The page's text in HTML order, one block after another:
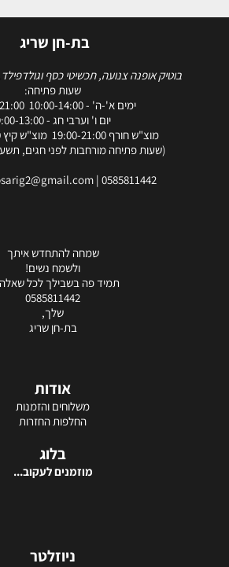
בת-חן שריג
בוטיק אופנה צנועה, תכשיטי כסף
שעות פתיחה:
ימים א'-ה' - 10:00-14:00 17:00-21:00
יום ו' וערבי חג - 9:00-13:00
מוצ"ש חורף 19:00-21:00 מוצ"ש קיץ 21:00-23:00
(שעות פתיחה מורחבות לפני חגים,
| 0585811442
שמחה להתחדש איתך
ולשמח נשים!
תמיד פה בשבילך לכל
0585811442
שלך,
בת-חן שריג
אודות
משלוחים והזמנות
החלפות החזרות
בלוג
מוזמנים לעקוב...
ניוזלטר